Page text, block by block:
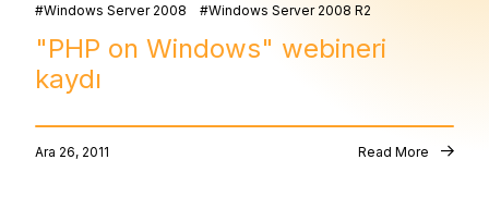
Windows Server 2008
Windows Server 2008 R2
"PHP on Windows" webineri
kaydı
Ara 26, 2011 Read More